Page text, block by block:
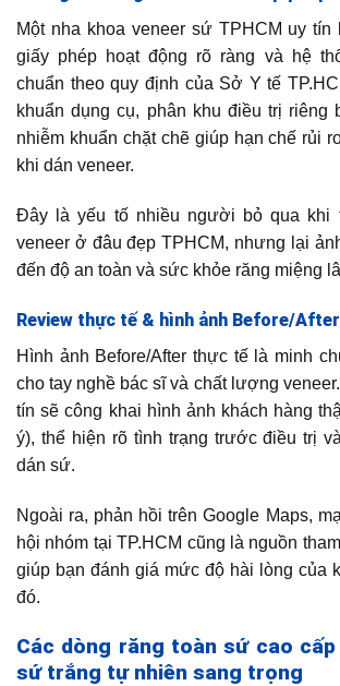
Một nha khoa veneer sứ TPHCM uy tín
giấy phép hoạt động rõ ràng và hệ
chuẩn theo quy định của Sở Y tế
khuẩn dụng cụ, phân khu điều trị riêng
nhiễm khuẩn chặt chẽ giúp hạn chế rủi
khi dán veneer.
Đây là yếu tố nhiều người bỏ qua khi
veneer ở đâu đẹp TPHCM, nhưng lại
đến độ an toàn và sức khỏe răng miệng
Review thực tế & hình ảnh Before/
Hình ảnh Before/After thực tế là minh
cho tay nghề bác sĩ và chất lượng
tín sẽ công khai hình ảnh khách hàng
ý), thể hiện rõ tình trạng trước điều trị
dán sứ.
Ngoài ra, phản hồi trên Google Maps,
hội nhóm tại TP.HCM cũng là nguồn
giúp bạn đánh giá mức độ hài lòng của
đó.
Các dòng răng toàn sứ cao
sứ trắng tự nhiên sang trọng